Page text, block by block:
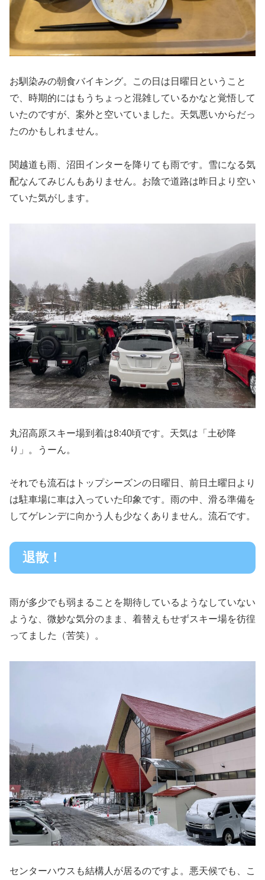
お馴染みの朝食バイキング。この日は日曜日ということ
で、時期的にはもうちょっと混雑しているかなと覚悟して
いたのですが、案外と空いていました。天気悪いからだっ
たのかもしれません。
関越道も雨、沼田インターを降りても雨です。雪になる気
配なんてみじんもありません。お陰で道路は昨日より空い
ていた気がします。
丸沼高原スキー場到着は8:40頃です。天気は「土砂降
り」。うーん。
それでも流石はトップシーズンの日曜日、前日土曜日より
は駐車場に車は入っていた印象です。雨の中、滑る準備を
してゲレンデに向かう人も少なくありません。流石です。
退散！
雨が多少でも弱まることを期待しているようなしていない
ような、微妙な気分のまま、着替えもせずスキー場を彷徨
ってました（苦笑）。
センターハウスも結構人が居るのですよ。悪天候でも、こ